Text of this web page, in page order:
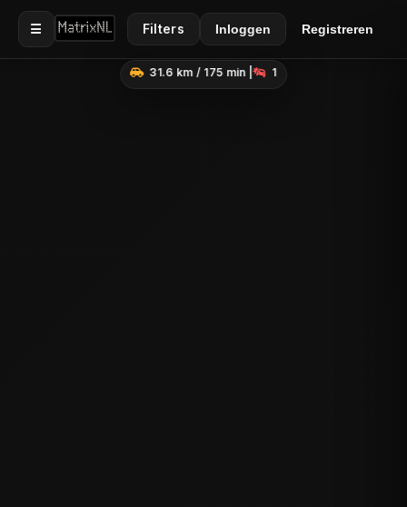
☰ Filters Inloggen Registreren
31.6 km / 175 min | 1